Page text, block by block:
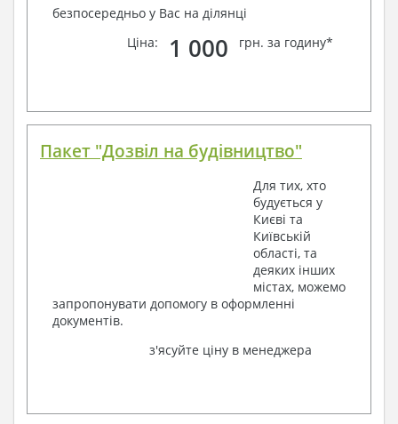
безпосередньо у Вас на ділянці
Ціна:
1 000 грн. за годину*
Пакет "Дозвіл на будівництво"
Для тих, хто
будується у
Києві та
Київській
області, та
деяких інших
містах, можемо
запропонувати допомогу в оформленні
документів.
з'ясуйте ціну в менеджера